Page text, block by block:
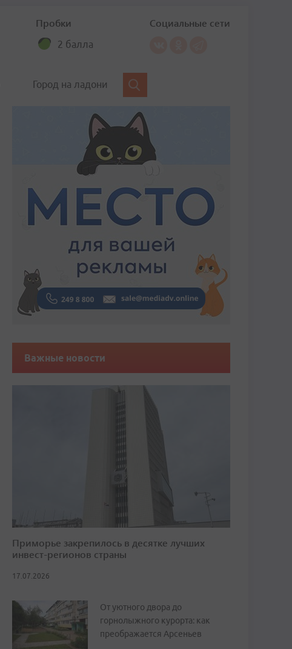
Пробки
2 балла
Социальные сети
Город на ладони
Важные новости
Приморье закрепилось в десятке лучших
инвест-регионов страны
17.07.2026
От уютного двора до
горнолыжного курорта: как
преображается Арсеньев